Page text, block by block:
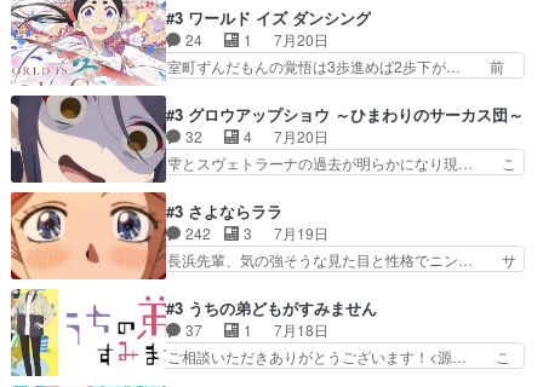
払い騒動と賑やかでいいねw… 偉大な父を持つが
故の悩(独自のおっぱい論… 鉄板中の鉄板、性転
換と酩酊ネタの二連発(…
を照らす打ち上げ花火。人混みの中、み… どんど
んキュンが増えていく展開に毎回わく… ちょこっ
と書ければと風が吹き手元にあった… 』は、率直
に言って脚本と演出が悪いと思う… 小春の目が見
と、空野の億劫さがリアルだ… かけると小春、二
人が一緒に過ごす時間が描… ヒロインの目が不自
由だから音を大切にして…
#3 ワールド イズ ダンシング
24 1
7月20日
室町ずんだもんの覚悟は3歩進めば2歩下が… 前
が主人公の漫画がアニメになったらし… 壮絶だっ
た…30分で2時間の映画のように… すべての表現
がピタリと揃った傑作本当に素… たまに現れて謎
のアドバイスをしてくれるお… 可愛いキャラデザ
とが決まる。更に父から… 再び鬼夜叉を導く、素
性不明の彼の名前を知… 恵まれた身分に甘え、修
練を怠るキャラは苦…
#3 グロウアップショウ ～ひまわりのサーカス団～
32 4
7月20日
雫とスヴェトラーナの過去が明らかになり現… こ
県豊川市付近が舞台なのか～現地にも出… 前回に
引き続き、今回もおぱんつであります… キャラク
ターが可愛いのはもちろん、ストー… 皇ではなく
ひまわりを蔑ろにして皇に乗り換… 傷跡なんか、
外あまり見どころがない。1… いや～、めちゃく
ちゃおもしろいね。瑞佳は… キャラデザが映える
のは勿論だけど脚本に歩…
#3 さよならララ
242 3
7月19日
長浜先輩、気の強そうな見た目と性格でニン… サ
なったからユリ確定！＼(^o^)／ラ… プロローグ
的な１話、２話からの浮世離れし… 茉里のボクシ
ングにかける真摯さ格好良かっ… 今回はゲストが
２名！ワンピースの作画さん… あほって言う茉里
#3 うちの弟どもがすみません
37 1
7月18日
ご相談いただきありがとうございます！<源… こ